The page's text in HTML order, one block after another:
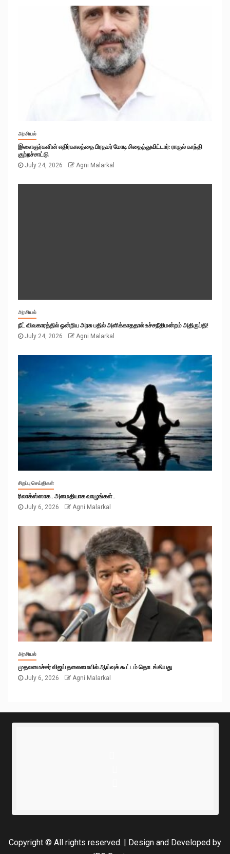
அரசியல்
இளைஞர்களின் எதிர்காலத்தை பிரதமர் மோடி சிதைத்துவிட்டார்: ராகுல் காந்தி
குற்றச்சாட்டு
July 24, 2026
Agni Malarkal
அரசியல்
நீட் விவகாரத்தில் ஒன்றிய அரசு பதில் அளிக்காததால் உச்சநீதிமன்றம் அதிருப்தி!
July 24, 2026
Agni Malarkal
சிறப்பு செய்திகள்
ரிலாக்ஸ்ஸாக.. அமைதியாக வாழுங்கள்..
July 6, 2026
Agni Malarkal
அரசியல்
முதலமைச்சர் விஜய் தலைமையில் ஆய்வுக் கூட்டம் தொடங்கியது
July 6, 2026
Agni Malarkal
Copyright © All rights reserved. | Design and Developed by